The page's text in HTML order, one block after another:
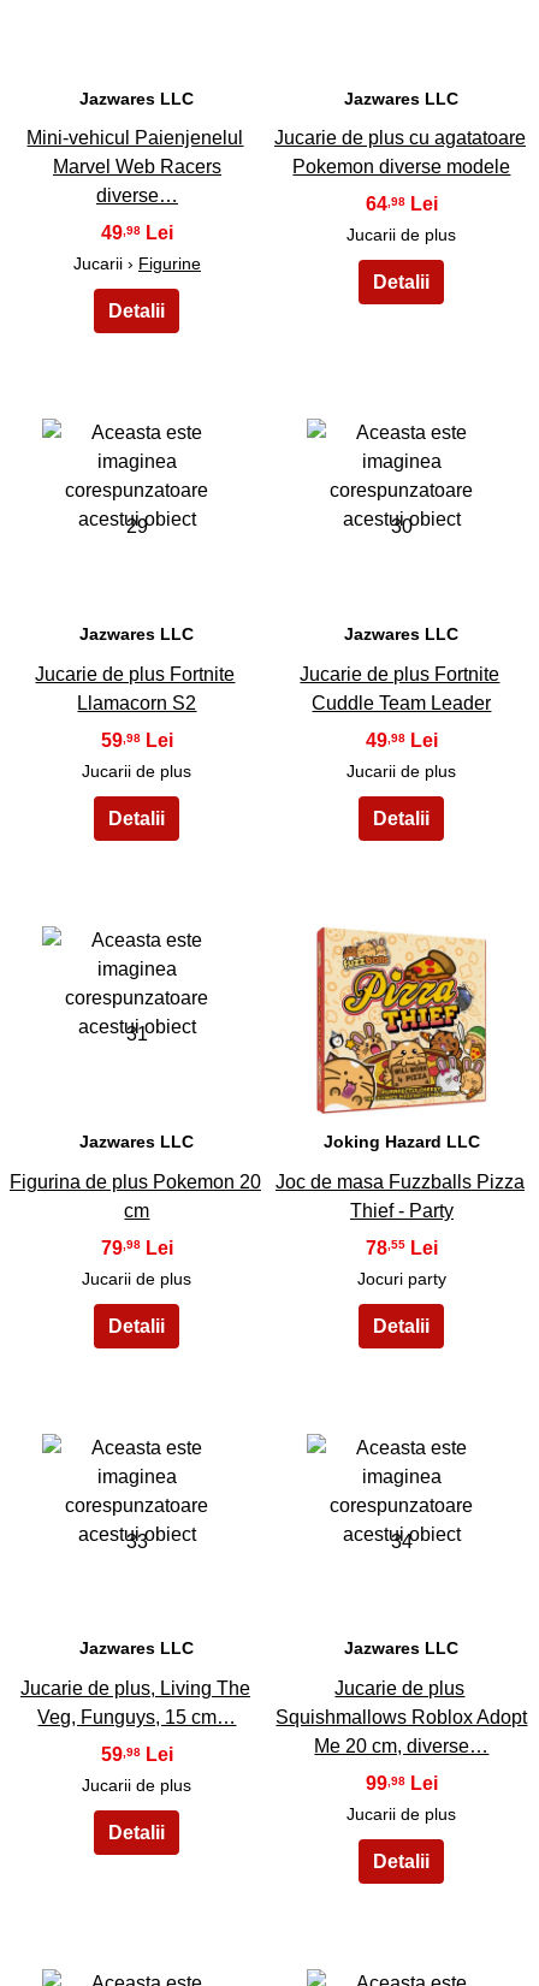
Jazwares LLC
Mini-vehicul Paienjenelul
Marvel Web Racers
diverse…
49,98
Jucarii › Figurine
Jazwares LLC
Jucarie de plus cu agatatoare
Pokemon diverse modele
64 ,98
Jucarii de plus
29
Jazwares LLC
Jucarie de plus Fortnite
Llamacorn S2
59,98
Jucarii de plus
30
Jazwares LLC
Jucarie de plus Fortnite
Cuddle Team Leader
49,98
Jucarii de plus
31
Jazwares LLC
Figurina de plus Pokemon 20
cm
79,98
Jucarii de plus
32
Joking Hazard LLC
Joc de masa Fuzzballs Pizza
Thief - Party
78,55
Jocuri party
33
Jazwares LLC
Jucarie de plus, Living The
Veg, Funguys, 15 cm…
59,98
Jucarii de plus
34
Jazwares LLC
Jucarie de plus
Squishmallows Roblox Adopt
Me 20 cm, diverse…
99,98
Jucarii de plus